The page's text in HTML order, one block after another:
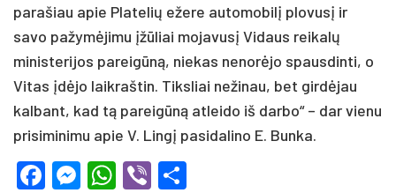
parašiau apie Platelių ežere automobilį plovusį ir
savo pažymėjimu įžūliai mojavusį Vidaus reikalų
ministerijos pareigūną, niekas nenorėjo spausdinti, o
Vitas įdėjo laikraštin. Tiksliai nežinau, bet girdėjau
kalbant, kad tą pareigūną atleido iš darbo“ – dar vienu
prisiminimu apie V. Lingį pasidalino E. Bunka.
Facebook
Messenger
WhatsApp
Viber